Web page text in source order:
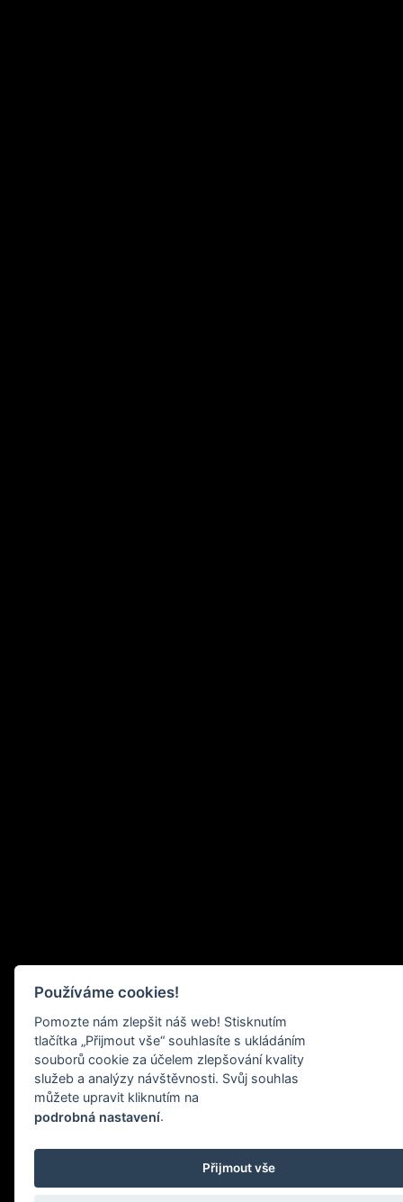
Používáme cookies!
Pomozte nám zlepšit náš web! Stisknutím
tlačítka „Přijmout vše“ souhlasíte s ukládáním
souborů cookie za účelem zlepšování kvality
služeb a analýzy návštěvnosti. Svůj souhlas
můžete upravit kliknutím na
podrobná nastavení.
Přijmout vše